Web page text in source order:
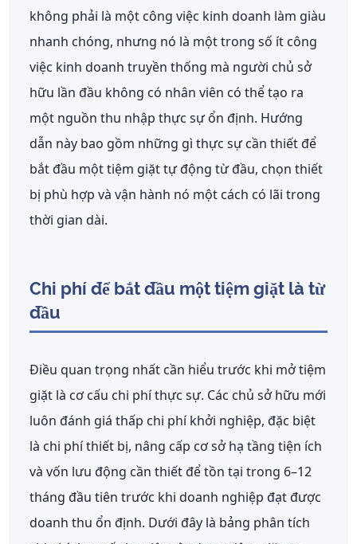
không phải là một công việc kinh doanh làm giàu
nhanh chóng, nhưng nó là một trong số ít công
việc kinh doanh truyền thống mà người chủ sở
hữu lần đầu không có nhân viên có thể tạo ra
một nguồn thu nhập thực sự ổn định. Hướng
dẫn này bao gồm những gì thực sự cần thiết để
bắt đầu một tiệm giặt tự động từ đầu, chọn thiết
bị phù hợp và vận hành nó một cách có lãi trong
thời gian dài.
Chi phí để bắt đầu một tiệm giặt là từ
đầu
Điều quan trọng nhất cần hiểu trước khi mở tiệm
giặt là cơ cấu chi phí thực sự. Các chủ sở hữu mới
luôn đánh giá thấp chi phí khởi nghiệp, đặc biệt
là chi phí thiết bị, nâng cấp cơ sở hạ tầng tiện ích
và vốn lưu động cần thiết để tồn tại trong 6–12
tháng đầu tiên trước khi doanh nghiệp đạt được
doanh thu ổn định. Dưới đây là bảng phân tích